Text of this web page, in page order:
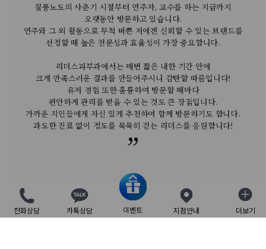
질풍노도의 사춘기 시절부터 연주자, 교수를 하는 지금까지
오랫동안 방문하고 있습니다.
연주와 그 외 활동으로 무척 바쁜 저에겐 신뢰할 수 있는 브랜드를
선정할 때 높은 전문성과 효율성이 가장 중요합니다.
리더스피부과에서는 매번 짧은 내한 기간 안에
크게 만족스러운 결과를 만들어주시니 감탄할 따름입니다!
유저 경험 또한 훌륭하여 방문할 때마다
편안하게 관리를 받을 수 있는 것도 큰 장점입니다.
가까운 지인들에게 자신 있게 추천하여 함께 방문하기도 합니다.
과도한 진료 없이 정도를 묵묵히 걷는 리더스를 응원합니다!
리더스피부과는 섬세하고 정확한 진단을 통해
맞춤 치료를 제공하며,언제나 따뜻한 쉼터로 기억됩니다.
피부과 전문의라는 전문성을 살려 여드름, 지성, 홍조, 탄력 등
다양한 피부 고민에도 개인별 맞춤 치료를 제공하는
리더스피부과이기에 주변 지인들에게도 추천하고 있습니다.
이십여 년 이상 리더스피부과를 찾으면서 느낀 바는
피부과에서 적극적으로 치료를 받는 것은
나 자신에 대한 관리를 통해 긍정적인 마음을 주고,
타인에게까지 이러한 자세를 드러내게 한다는 것입니다.
나뿐이 아닌 상대방에게 이런 에너지를 전달하고
넓게 보아 사회 전반에까지 상승 효과를 주는
긍정적인 시너지가 있다고 생각합니다.
아름다운 피부는 삶에 자신감을 불어넣고 생동감을 줄 수 있습니다.
리더스피부과의 장인 정신을 가진 원장님들의 ‘손맛’은
피부의 자생력과 본래의 힘을 키우고 밸런스가 유지될 수 있도록
과학적인 피부 과학 매커니즘을 개입시켜 기능을 보완한다면
삶의 질에 대한 개선도 찾아오리라 생각합니다.
우리가 상상할 수 있는 가장 최선의 피부 상태를 상정하고
실현 가능한 미래가치를 구현하는 리더스피부과는
‘유토피아’라고 표현해 보고 싶습니다.
지적인 원장님들과 연구개발과 혁신의 노력을 멈추지 않는 의료진은
리더스피부과에 대한 신뢰를 높여 줍니다
리더스피부과를 한 단어로 정의하면
‘진심’이라는 단어를 골라보고 싶습니다.
끊임없는 연구와 발전을 통해 개개인을 위한
진심 어린 진료를 진행하고 고급스러운 아름다움의 가치를 담은
치료를 받을 수 있는 리더스피부과는
더욱 신뢰할 수 있는 곳이라는 생각이 듭니다.
질풍노도의 사춘기 시절부터 연주자, 교수를 하는 지금까지
오랫동안 방문하고 있습니다.
연주와 그 외 활동으로 무척 바쁜 저에겐 신뢰할 수 있는 브랜드를
선정할 때 높은 전문성과 효율성이 가장 중요합니다.
리더스피부과에서는 매번 짧은 내한 기간 안에
크게 만족스러운 결과를 만들어주시니 감탄할 따름입니다!
유저 경험 또한 훌륭하여 방문할 때마다
편안하게 관리를 받을 수 있는 것도 큰 장점입니다.
가까운 지인들에게 자신 있게 추천하여 함께 방문하기도 합니다.
과도한 진료 없이 정도를 묵묵히 걷는 리더스를 응원합니다!
리더스피부과는 섬세하고 정확한 진단을 통해
맞춤 치료를 제공하며,언제나 따뜻한 쉼터로 기억됩니다.
피부과 전문의라는 전문성을 살려 여드름, 지성, 홍조, 탄력 등
다양한 피부 고민에도 개인별 맞춤 치료를 제공하는
리더스피부과이기에 주변 지인들에게도 추천하고 있습니다.
닫기
전화상담 카톡상담 이벤트 지점안내 더보기